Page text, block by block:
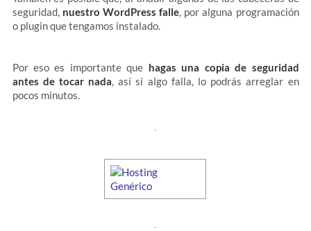
seguridad, nuestro WordPress falle, por alguna programación
o plugin que tengamos instalado.
Por eso es importante que hagas una copia de seguridad
antes de tocar nada, así si algo falla, lo podrás arreglar en
pocos minutos.